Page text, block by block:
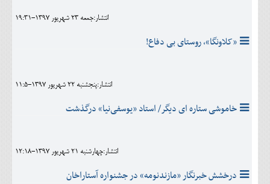
انتشار:جمعه 23 شهريور 1397-19:31
«کلاونگا»، روستای بی دفاع!
انتشار:پنجشنبه 22 شهريور 1397-11:5
خاموشی ستاره ای دیگر/ استاد «یوسفی‌نیا» درگذشت
انتشار:چهارشنبه 21 شهريور 1397-12:18
درخشش خبرنگار «مازندنومه» در جشنواره آستاراخان